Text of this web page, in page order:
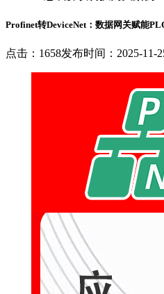
Profinet转DeviceNet：数据网关赋能
点击：1658发布时间：2025-11-